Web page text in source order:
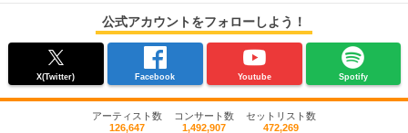
公式アカウントをフォローしよう！
X(Twitter) Facebook Youtube Spotify
アーティスト数
126,647
コンサート数
1,492,907
セットリスト数
472,269